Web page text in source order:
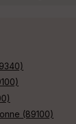
(89100)